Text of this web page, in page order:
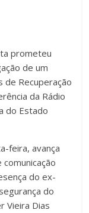
prometeu
de um
de Recuperação
da Rádio
do Estado
feira, avança
do ex-
do
Vieira Dias